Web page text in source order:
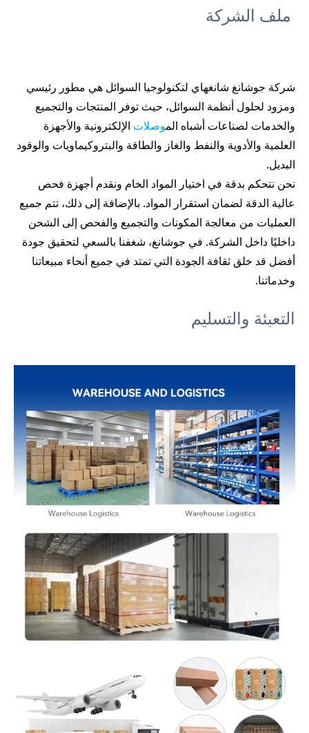
ملف الشركة
شركة جوشانغ شانغهاي لتكنولوجيا السوائل هي مطور رئيسي
ومزود لحلول أنظمة السوائل، حيث توفر المنتجات والتجميع
والخدمات لصناعات أشباه الموصلات الإلكترونية والأجهزة
العلمية والأدوية والنفط والغاز والطاقة والبتروكيماويات والوقود
البديل.
نحن نتحكم بدقة في اختيار المواد الخام ونقدم أجهزة فحص
عالية الدقة لضمان استقرار المواد. بالإضافة إلى ذلك، تتم جميع
العمليات من معالجة المكونات والتجميع والفحص إلى الشحن
داخليًا داخل الشركة. في جوشانغ، شغفنا بالسعي لتحقيق جودة
أفضل قد خلق ثقافة الجودة التي تمتد في جميع أنحاء مبيعاتنا
وخدماتنا.
التعبئة والتسليم